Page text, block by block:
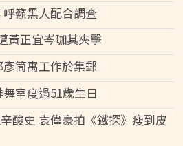
籲黑人配合調查
黃正宜岑珈其夾擊
筒寓工作於集郵
室度過51歲生日
酸史 袁偉豪拍《鐵探》瘦到皮